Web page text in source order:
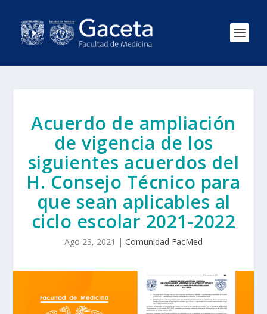
Acuerdo de ampliación
de vigencia de los
siguientes acuerdos del
H. Consejo Técnico para
que sean aplicables al
ciclo escolar 2021-2022
Ago 23, 2021 | Comunidad FacMed